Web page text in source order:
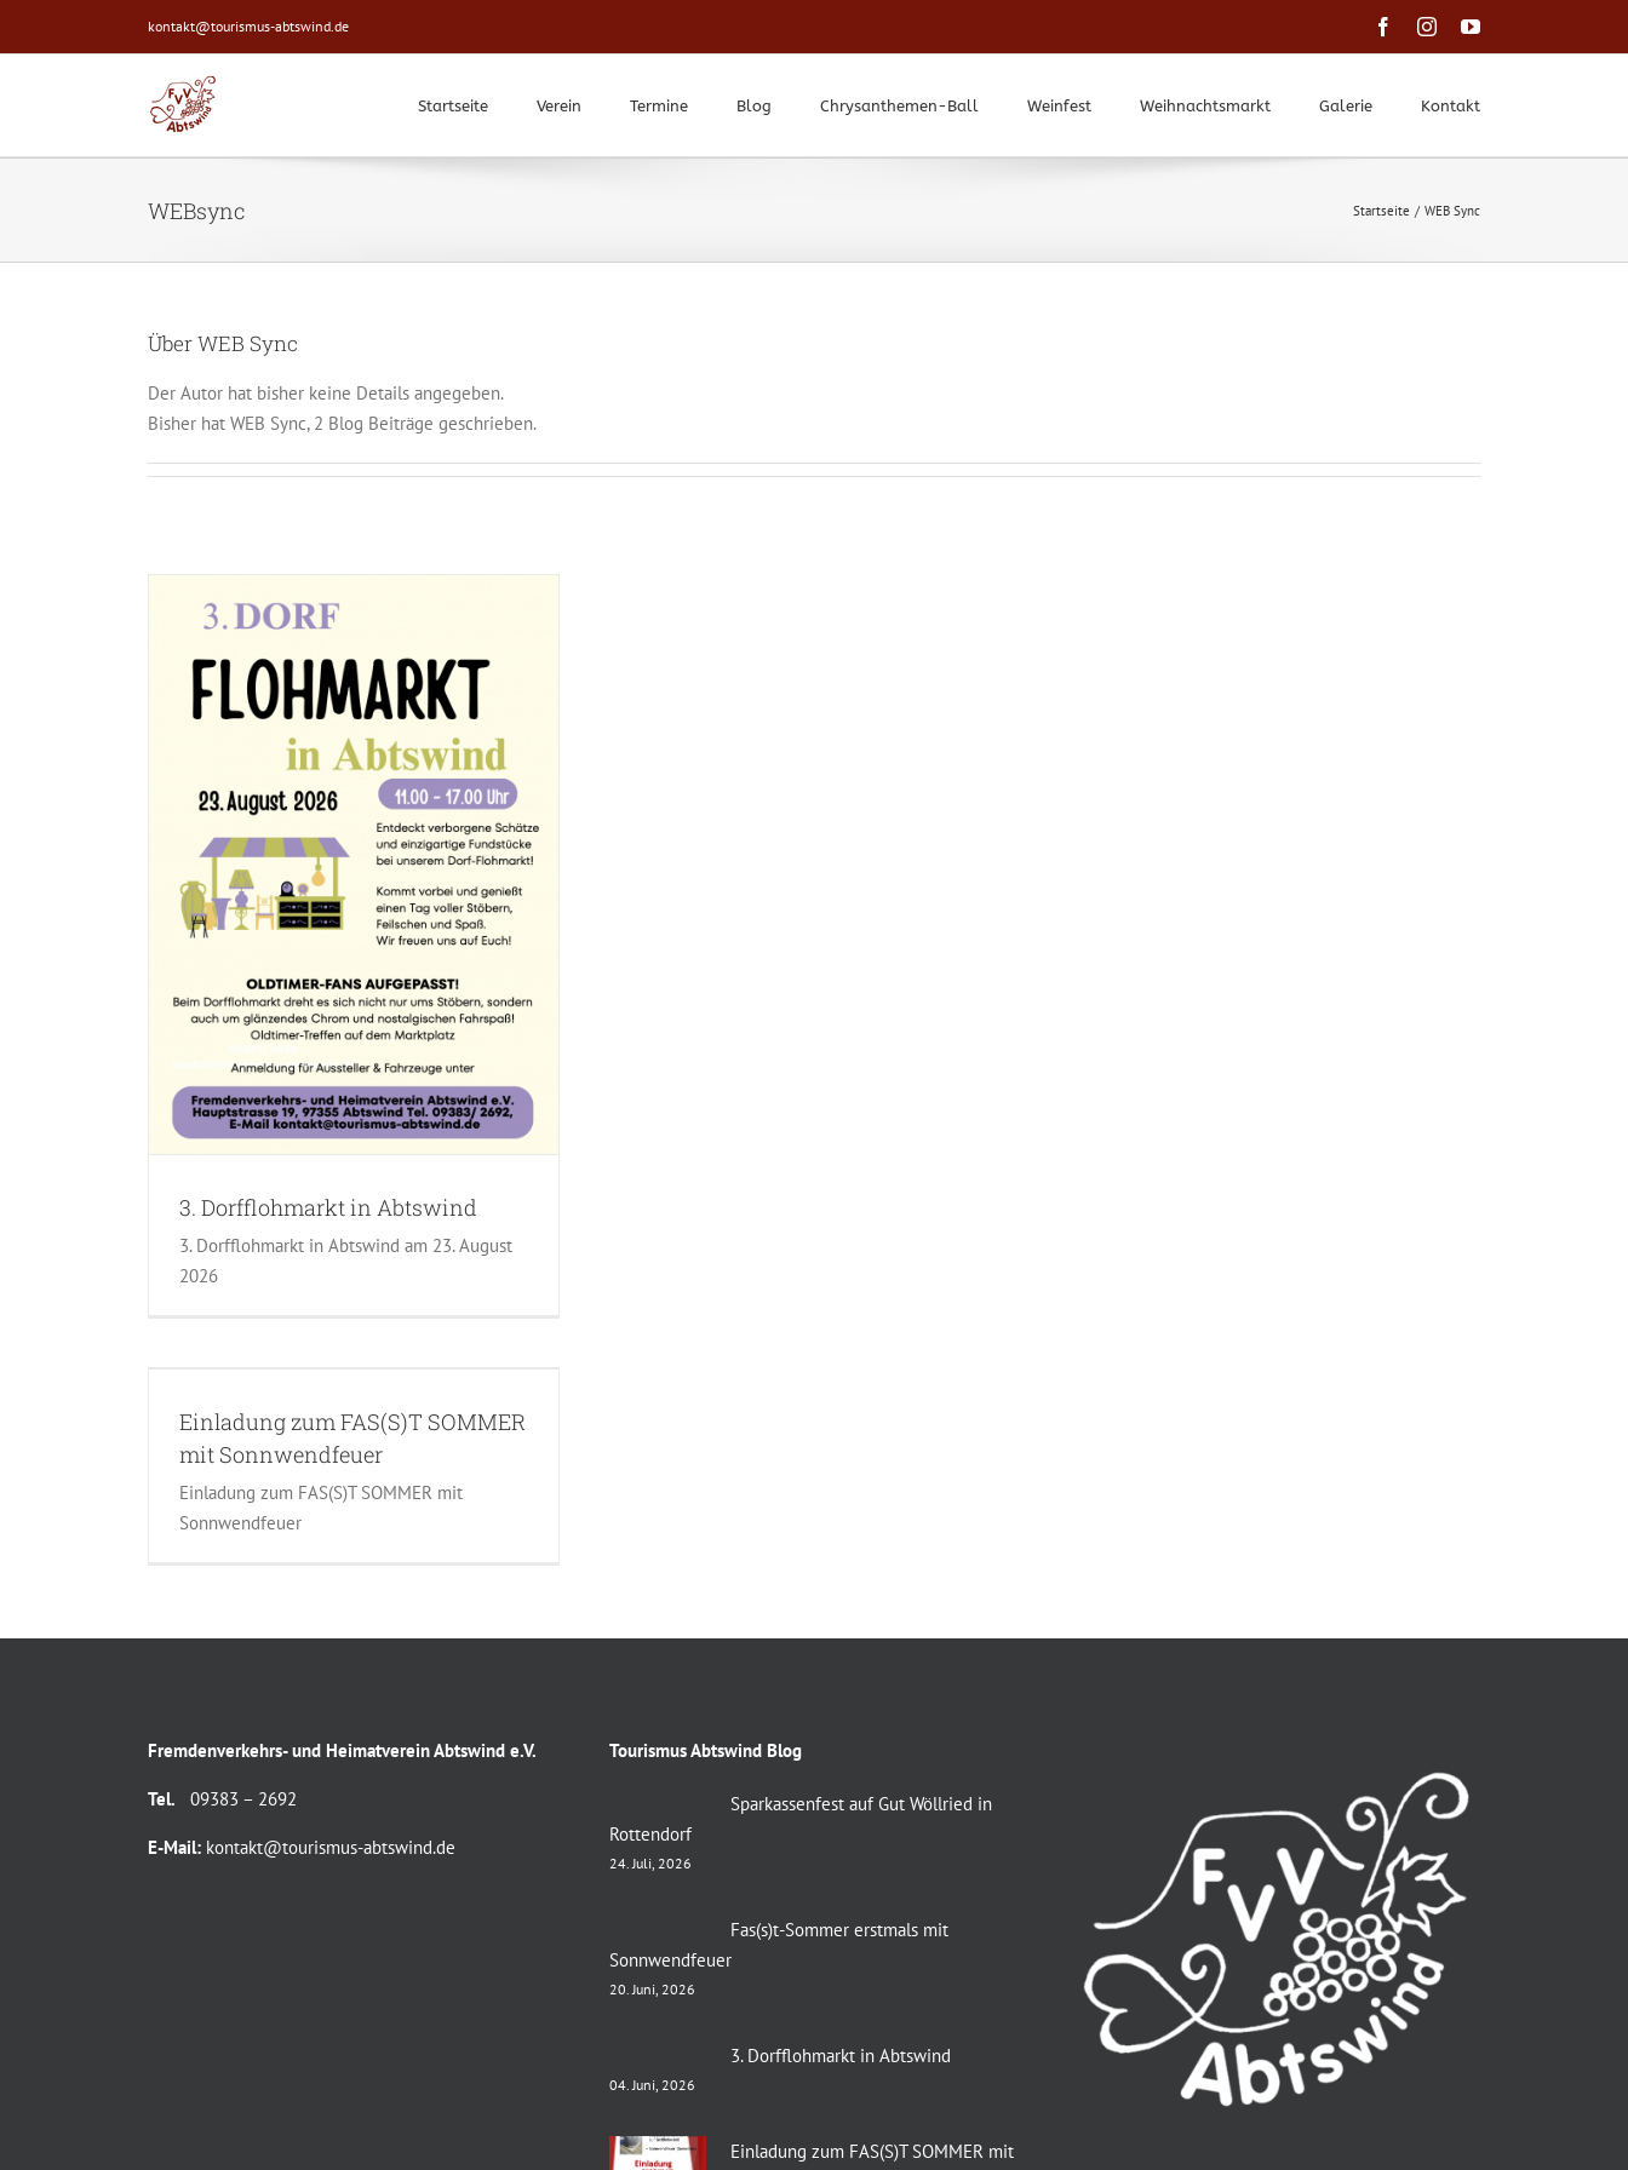
kontakt@tourismus-abtswind.de FacebookInstagramYouTube
Startseite Verein Termine Blog Chrysanthemen-Ball Weinfest Weihnachtsmarkt Galerie Kontakt
WEBsync Startseite WEB Sync
ÜberWEB Sync
Der Autor hat bisher keine Details angegeben.
Bisher hat WEB Sync, 2 Blog Beiträge geschrieben.
3. Dorfflohmarkt in Abtswind
3. Dorfflohmarkt in Abtswind am 23. August
2026
Einladung zum FAS(S)T SOMMER
mit Sonnwendfeuer
Einladung zum FAS(S)T SOMMER mit
Sonnwendfeuer
Fremdenverkehrs- und Heimatverein Abtswind e.V.
Tel. 09383 – 2692
E-Mail: kontakt@tourismus-abtswind.de
Tourismus Abtswind Blog
Sparkassenfest auf Gut Wöllried in
Rottendorf
24. Juli, 2026
Fas(s)t-Sommer erstmals mit
Sonnwendfeuer
20. Juni, 2026
3. Dorfflohmarkt in Abtswind
04. Juni, 2026
Einladung zum FAS(S)T SOMMER mit